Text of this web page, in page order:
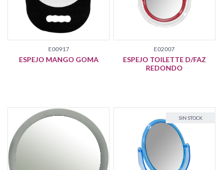
E00917
ESPEJO MANGO GOMA
E02007
ESPEJO TOILETTE D/FAZ
REDONDO
NOVEDAD
SIN STOCK